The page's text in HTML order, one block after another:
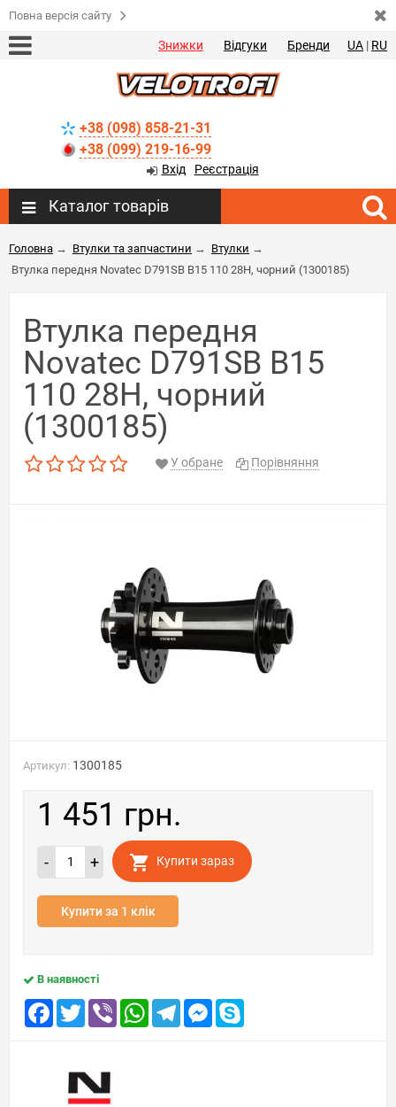
Повна версія сайту
Знижки Відгуки Бренди UA | RU
+38 (098) 858-21-31
+38 (099) 219-16-99
Вхід Реєстрація
Каталог товарів
Головна → Втулки та запчастини → Втулки →
Втулка передня Novatec D791SB B15 110 28H, чорний (1300185)
Втулка передня
Novatec D791SB B15
110 28H, чорний
(1300185)
У обране Порівняння
Артикул: 1300185
1 451 грн.
- + Купити зараз
Купити за 1 клік
В наявності
Facebook
TwitterViber WhatsAppTelegramMessenger